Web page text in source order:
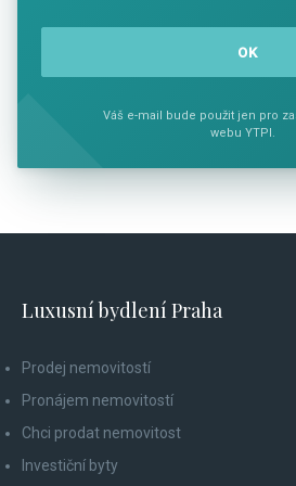
Váš e-mail bude použit jen pro
webu YTPI.
Luxusní bydlení Praha
Prodej nemovitostí
Pronájem nemovitostí
Chci prodat nemovitost
Investiční byty